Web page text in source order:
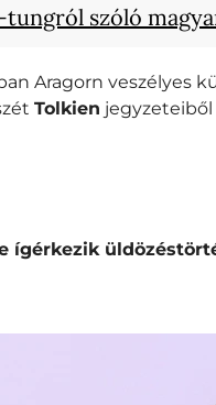
tungról szóló
Aragorn veszélyes
Tolkien
ígérkezik